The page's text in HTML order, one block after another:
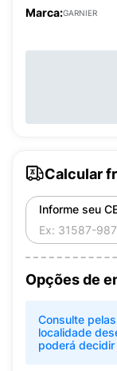
Marca:GARNIER
Calcular
Informe seu
Opções de
Consulte
localidade
poderá